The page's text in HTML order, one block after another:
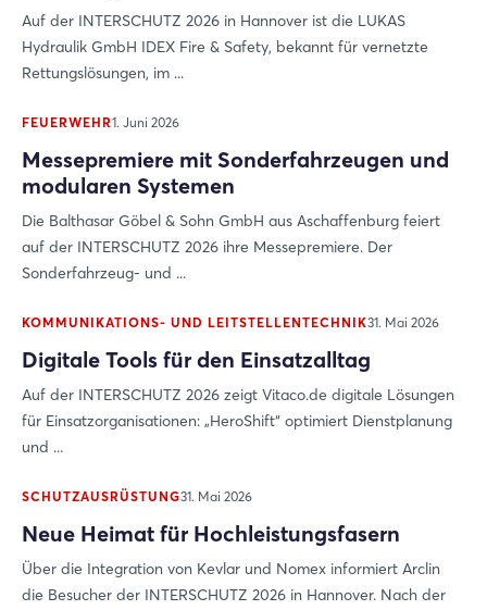
Auf der INTERSCHUTZ 2026 in Hannover ist die LUKAS
Hydraulik GmbH IDEX Fire & Safety, bekannt für vernetzte
Rettungslösungen, im ...
FEUERWEHR1. Juni 2026
Messepremiere mit Sonderfahrzeugen und
modularen Systemen
Die Balthasar Göbel & Sohn GmbH aus Aschaffenburg feiert
auf der INTERSCHUTZ 2026 ihre Messepremiere. Der
Sonderfahrzeug- und ...
KOMMUNIKATIONS- UND LEITSTELLENTECHNIK31. Mai 2026
Digitale Tools für den Einsatzalltag
Auf der INTERSCHUTZ 2026 zeigt Vitaco.de digitale Lösungen
für Einsatzorganisationen: „HeroShift“ optimiert Dienstplanung
und ...
SCHUTZAUSRÜSTUNG31. Mai 2026
Neue Heimat für Hochleistungsfasern
Über die Integration von Kevlar und Nomex informiert Arclin
die Besucher der INTERSCHUTZ 2026 in Hannover. Nach der